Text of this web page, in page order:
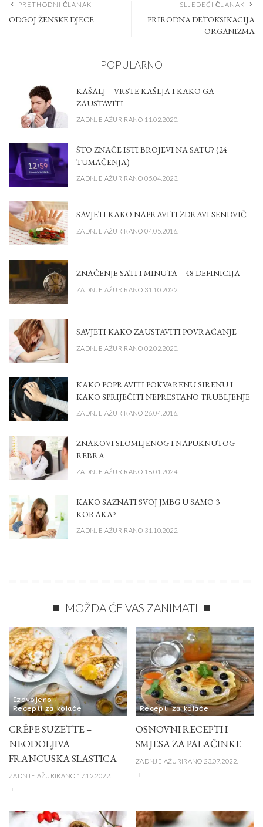
PRETHODNI ČLANAK
ODGOJ ŽENSKE DJECE
SLJEDEĆI ČLANAK
PRIRODNA DETOKSIKACIJA
ORGANIZMA
POPULARNO
KAŠALJ – VRSTE KAŠLJA I KAKO GA
ZAUSTAVITI
ZADNJE AŽURIRANO 11.02.2020.
ŠTO ZNAČE ISTI BROJEVI NA SATU? (24
TUMAČENJA)
ZADNJE AŽURIRANO 05.04.2023.
SAVJETI KAKO NAPRAVITI ZDRAVI SENDVIČ
ZADNJE AŽURIRANO 04.05.2016.
ZNAČENJE SATI I MINUTA – 48 DEFINICIJA
ZADNJE AŽURIRANO 31.10.2022.
SAVJETI KAKO ZAUSTAVITI POVRAĆANJE
ZADNJE AŽURIRANO 02.02.2020.
KAKO POPRAVITI POKVARENU SIRENU I
KAKO SPRIJEČITI NEPRESTANO TRUBLJENJE
ZADNJE AŽURIRANO 26.04.2016.
ZNAKOVI SLOMLJENOG I NAPUKNUTOG
REBRA
ZADNJE AŽURIRANO 18.01.2024.
KAKO SAZNATI SVOJ JMBG U SAMO 3
KORAKA?
ZADNJE AŽURIRANO 31.10.2022.
MOŽDA ĆE VAS ZANIMATI
Izdvojeno
Recepti za kolače
CRÊPE SUZETTE –
NEODOLJIVA
FRANCUSKA SLASTICA
ZADNJE AŽURIRANO 17.12.2022.
Recepti za kolače
OSNOVNI RECEPTI I
SMJESA ZA PALAČINKE
ZADNJE AŽURIRANO 23.07.2022.